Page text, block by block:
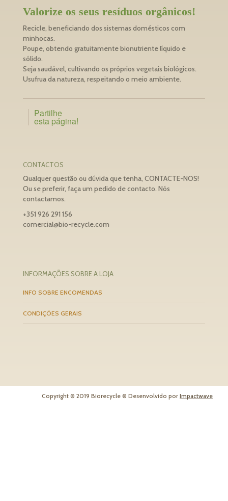
Valorize os seus resíduos orgânicos!
Recicle, beneficiando dos sistemas domésticos com
minhocas.
Poupe, obtendo gratuitamente bionutriente líquido e
sólido.
Seja saudável, cultivando os próprios vegetais biológicos.
Usufrua da natureza, respeitando o meio ambiente.
Partilhe
esta página!
CONTACTOS
Qualquer questão ou dúvida que tenha, CONTACTE-NOS!
Ou se preferir, faça um pedido de contacto. Nós
contactamos.
+351 926 291 156
comercial@bio-recycle.com
INFORMAÇÕES SOBRE A LOJA
INFO SOBRE ENCOMENDAS
CONDIÇÕES GERAIS
Copyright © 2019 Biorecycle ® Desenvolvido por Impactwave